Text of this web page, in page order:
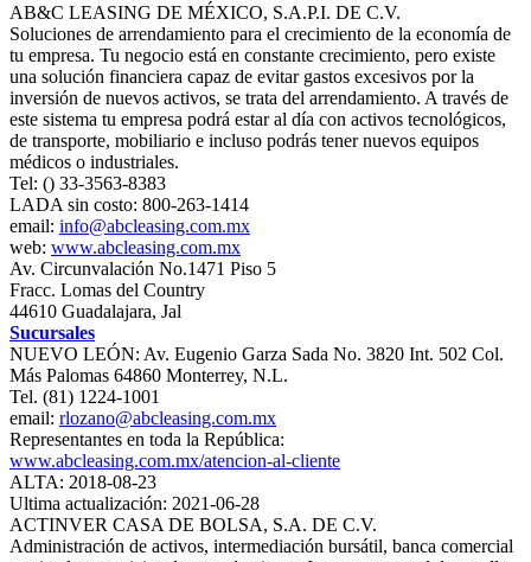
AB&C LEASING DE MÉXICO, S.A.P.I. DE C.V.
Soluciones de arrendamiento para el crecimiento de la economía de
tu empresa. Tu negocio está en constante crecimiento, pero existe
una solución financiera capaz de evitar gastos excesivos por la
inversión de nuevos activos, se trata del arrendamiento. A través de
este sistema tu empresa podrá estar al día con activos tecnológicos,
de transporte, mobiliario e incluso podrás tener nuevos equipos
médicos o industriales.
Tel: () 33-3563-8383
LADA sin costo: 800-263-1414
email: info@abcleasing.com.mx
web: www.abcleasing.com.mx
Av. Circunvalación No.1471 Piso 5
Fracc. Lomas del Country
44610 Guadalajara, Jal
Sucursales
NUEVO LEÓN: Av. Eugenio Garza Sada No. 3820 Int. 502 Col.
Más Palomas 64860 Monterrey, N.L.
Tel. (81) 1224-1001
email: rlozano@abcleasing.com.mx
Representantes en toda la República:
www.abcleasing.com.mx/atencion-al-cliente
ALTA: 2018-08-23
Ultima actualización: 2021-06-28
ACTINVER CASA DE BOLSA, S.A. DE C.V.
Administración de activos, intermediación bursátil, banca comercial